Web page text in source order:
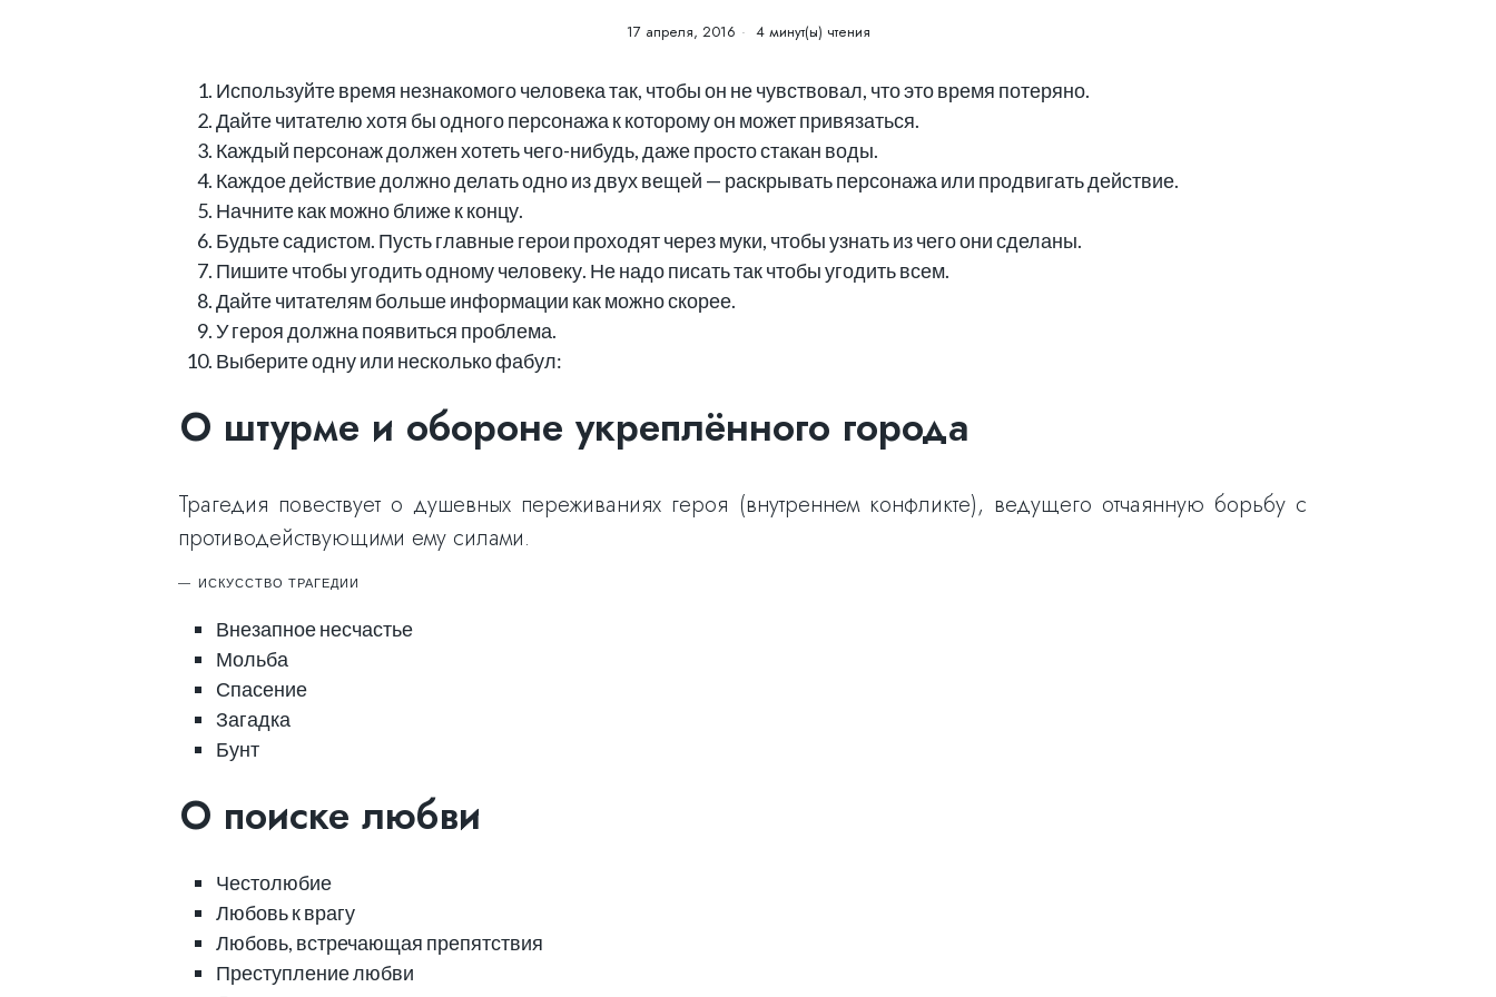
17 апреля, 2016 4 минут(ы) чтения
Используйте время незнакомого человека так, чтобы он не чувствовал, что это время потеряно.
Дайте читателю хотя бы одного персонажа к которому он может привязаться.
Каждый персонаж должен хотеть чего-нибудь, даже просто стакан воды.
Каждое действие должно делать одно из двух вещей — раскрывать персонажа или продвигать действие.
Начните как можно ближе к концу.
Будьте садистом. Пусть главные герои проходят через муки, чтобы узнать из чего они сделаны.
Пишите чтобы угодить одному человеку. Не надо писать так чтобы угодить всем.
Дайте читателям больше информации как можно скорее.
У героя должна появиться проблема.
Выберите одну или несколько фабул:
О штурме и обороне укреплённого города
Трагедия повествует о душевных переживаниях героя (внутреннем конфликте), ведущего отчаянную борьбу с
противодействующими ему силами.
ИСКУССТВО ТРАГЕДИИ
Внезапное несчастье
Мольба
Спасение
Загадка
Бунт
О поиске любви
Честолюбие
Любовь к врагу
Любовь, встречающая препятствия
Преступление любви